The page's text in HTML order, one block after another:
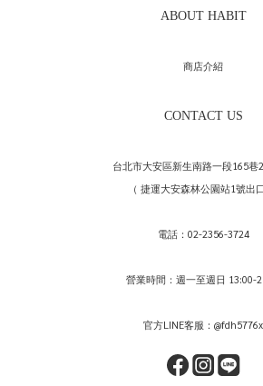
ABOUT HABIT
商店介紹
CONTACT US
台北市大安區新生南路一段165巷
（ 捷運大安森林公園站1號出口
電話：02-2356-3724
營業時間：週一至週日 13:00-
官方LINE客服：@fdh5776x